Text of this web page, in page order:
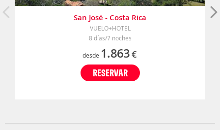
San José - Costa Rica
VUELO+HOTEL
8 días/7 noches
desde 1.863€
RESERVAR